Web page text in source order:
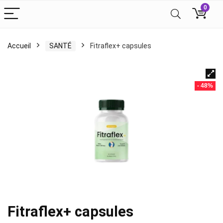
0
Accueil SANTÉ Fitraflex+ capsules
- 48%
Fitraflex+ capsules